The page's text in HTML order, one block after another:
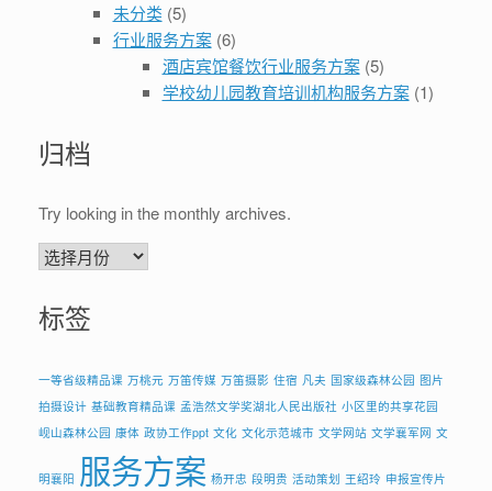
未分类 (5)
行业服务方案(6)
酒店宾馆餐饮行业服务方案(5)
学校幼儿园教育培训机构服务方案(1)
归档
Try looking in the monthly archives.
归
标签
一等省级精品课 万桃元 万笛传媒 万笛摄影 住宿 凡夫 国家级森林公园 图片
拍摄设计 基础教育精品课 孟浩然文学奖湖北人民出版社 小区里的共享花园
岘山森林公园 康体 政协工作ppt 文化 文化示范城市 文学网站 文学襄军网 文
明襄阳 服务方案 杨开忠 段明贵 活动策划 王绍玲 申报宣传片